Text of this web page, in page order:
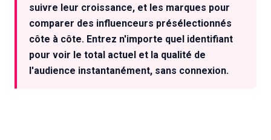
suivre leur croissance, et les marques pour
comparer des influenceurs présélectionnés
côte à côte. Entrez n'importe quel identifiant
pour voir le total actuel et la qualité de
l'audience instantanément, sans connexion.